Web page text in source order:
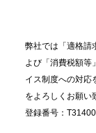
プレスリリ
納会ケータ
コミュニケ
弊社では「適格請
よび「消費税額等
イス制度への対応
をよろしくお願い
登録番号：